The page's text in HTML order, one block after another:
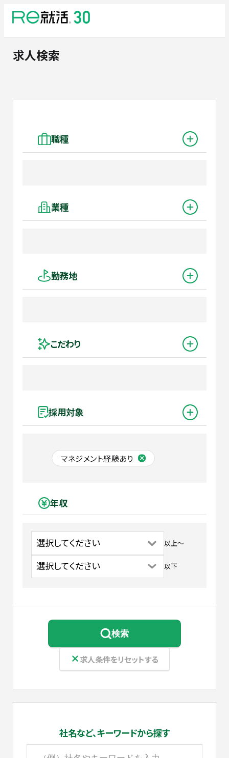
求人検索
職種
業種
勤務地
こだわり
採用対象
マネジメント経験あり
年収
以上〜
以下
検索
求人条件をリセットする
社名など、キーワードから探す